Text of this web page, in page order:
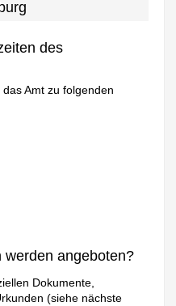
des
Amt zu folgenden
werden angeboten?
Dokumente,
(siehe nächste